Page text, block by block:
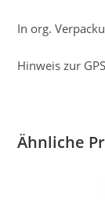
In org.
Hinweis zur
Ähnliche